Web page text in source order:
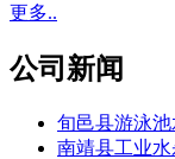
更多..
公司新闻
旬邑县游泳
南靖县工业水